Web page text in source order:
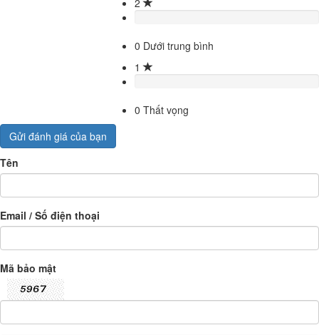
0 Dưới trung bình
1
0 Thất vọng
Gửi đánh giá của bạn
Tên
Email / Số điện thoại
Mã bảo mật